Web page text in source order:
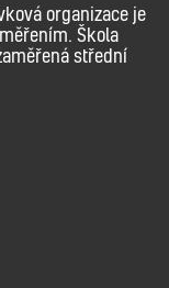
organizace je
Škola
střední